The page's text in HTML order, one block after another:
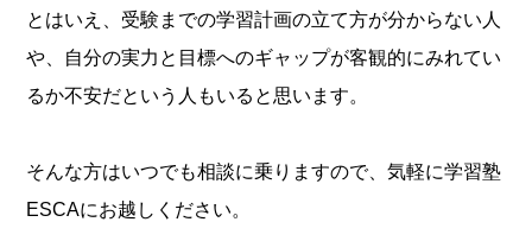
とはいえ、受験までの学習計画の立て方が分からない人
や、自分の実力と目標へのギャップが客観的にみれてい
るか不安だという人もいると思います。
そんな方はいつでも相談に乗りますので、気軽に学習塾
ESCAにお越しください。